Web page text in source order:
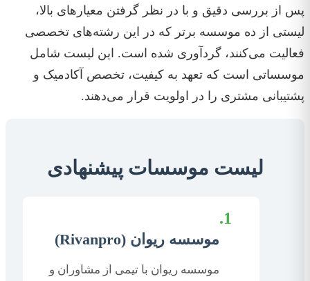
پس از بررسی دقیق و با در نظر گرفتن معیارهای بالا،
لیستی از ده موسسه برتر که در این رشته‌های تخصصی
فعالیت می‌کنند، گردآوری شده است. این لیست شامل
موسساتی است که تعهد به کیفیت، تخصص آکادمیک و
پشتیبانی مشتری را در اولویت قرار می‌دهند.
لیست موسسات پیشنهادی
1.
موسسه ریوان (Rivanpro)
موسسه ریوان با تیمی از مشاوران و